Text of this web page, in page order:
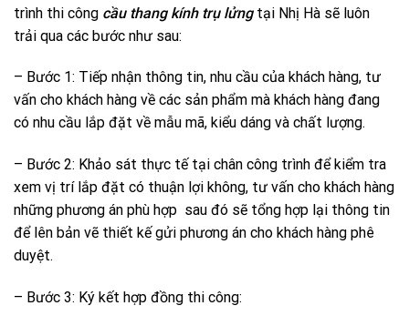
trình thi công cầu thang kính trụ lửngtại Nhị Hà sẽ luôn
trải qua các bước như sau:
– Bước 1: Tiếp nhận thông tin, nhu cầu của khách hàng, tư
vấn cho khách hàng về các sản phẩm mà khách hàng đang
có nhu cầu lắp đặt về mẫu mã, kiểu dáng và chất lượng.
– Bước 2: Khảo sát thực tế tại chân công trình để kiểm tra
xem vị trí lắp đặt có thuận lợi không, tư vấn cho khách hàng
những phương án phù hợp sau đó sẽ tổng hợp lại thông tin
để lên bản vẽ thiết kế gửi phương án cho khách hàng phê
duyệt.
– Bước 3: Ký kết hợp đồng thi công: